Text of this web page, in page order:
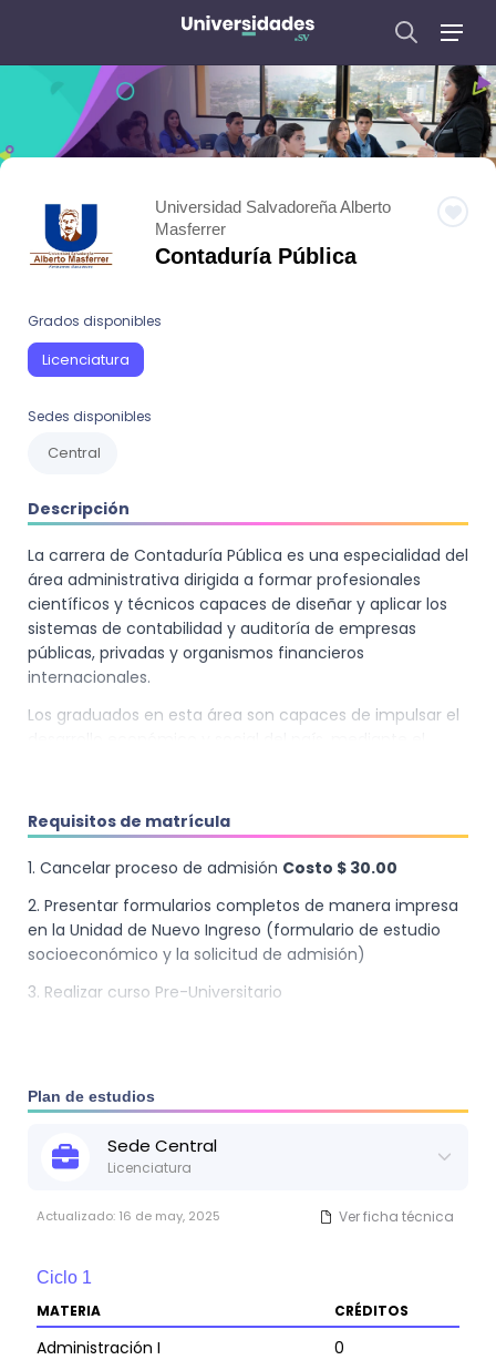
Universidad Salvadoreña Alberto
Masferrer
Contaduría Pública
Grados disponibles
Licenciatura
Sedes disponibles
Central
Descripción
La carrera de Contaduría Pública es una especialidad del
área administrativa dirigida a formar profesionales
científicos y técnicos capaces de diseñar y aplicar los
sistemas de contabilidad y auditoría de empresas
públicas, privadas y organismos financieros
internacionales.
Los graduados en esta área son capaces de impulsar el
Requisitos de matrícula
1. Cancelar proceso de admisión Costo $ 30.00
2. Presentar formularios completos de manera impresa
en la Unidad de Nuevo Ingreso (formulario de estudio
socioeconómico y la solicitud de admisión)
3. Realizar curso Pre-Universitario
Plan de estudios
Sede Central
Licenciatura
Actualizado: 16 de may, 2025 Ver ficha técnica
Ciclo 1
MATERIA
CRÉDITOS
Administración I
0